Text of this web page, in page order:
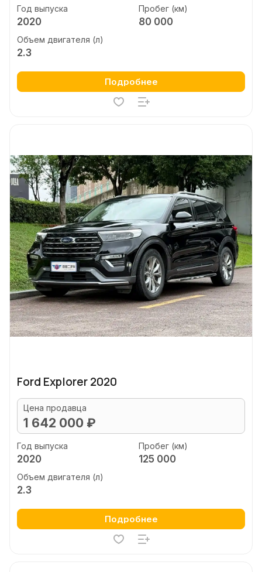
Год выпуска
2020
Пробег (км)
80 000
Объем двигателя (л)
2.3
Подробнее
Ford Explorer 2020
Цена продавца
1 642 000 ₽
Год выпуска
2020
Пробег (км)
125 000
Объем двигателя (л)
2.3
Подробнее